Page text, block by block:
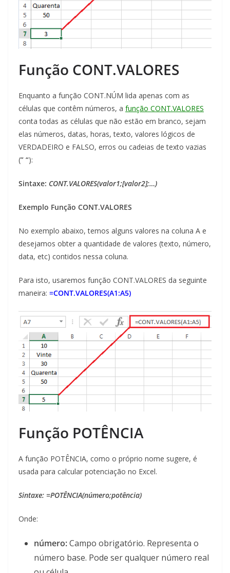
Função CONT.VALORES
Enquanto a função CONT.NÚM lida apenas com as
células que contêm números, a função CONT.VALORES
conta todas as células que não estão em branco, sejam
elas números, datas, horas, texto, valores lógicos de
VERDADEIRO e FALSO, erros ou cadeias de texto vazias
(” “):
Sintaxe: CONT.VALORES(valor1;[valor2];…)
Exemplo Função CONT.VALORES
No exemplo abaixo, temos alguns valores na coluna A e
desejamos obter a quantidade de valores (texto, número,
data, etc) contidos nessa coluna.
Para isto, usaremos função CONT.VALORES da seguinte
maneira: =CONT.VALORES(A1:A5)
Função POTÊNCIA
A função POTÊNCIA, como o próprio nome sugere, é
usada para calcular potenciação no Excel.
Sintaxe: =POTÊNCIA(número;potência)
Onde:
número:Campo obrigatório. Representa o
número base. Pode ser qualquer número real